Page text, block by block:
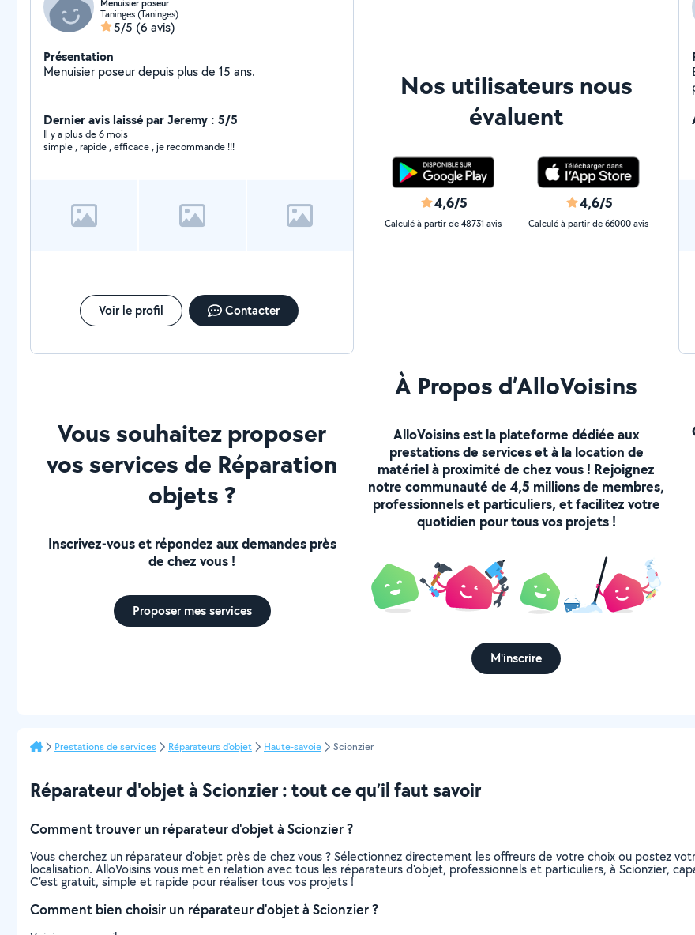
Menuisier poseur
Taninges (Taninges)
5/5 (6 avis)
Présentation
Menuisier poseur depuis plus de 15 ans.
Dernier avis laissé par Jeremy : 5/5
Il y a plus de 6 mois
simple , rapide , efficace , je recommande !!!
Voir le profil Contacter
Nos utilisateurs nous
évaluent
4,6/5
Calculé à partir de 48731 avis
4,6/5
Calculé à partir de 66000 avis
Vous souhaitez proposer
vos services de Réparation
objets ?
Inscrivez-vous et répondez aux demandes près
de chez vous !
Proposer mes services
À Propos d’AlloVoisins
AlloVoisins est la plateforme dédiée aux
prestations de services et à la location de
matériel à proximité de chez vous ! Rejoignez
notre communauté de 4,5 millions de membres,
professionnels et particuliers, et facilitez votre
quotidien pour tous vos projets !
M'inscrire
Prestations de services Réparateurs d'objet Haute-savoie Scionzier
Réparateur d'objet à Scionzier : tout ce qu’il faut savoir
Comment trouver un réparateur d'objet à Scionzier ?
Vous cherchez un réparateur d'objet près de chez vous ? Sélectionnez directement les offreurs de votre choix ou postez
localisation. AlloVoisins vous met en relation avec tous les réparateurs d'objet, professionnels et particuliers, à Scionzier,
C’est gratuit, simple et rapide pour réaliser tous vos projets !
Comment bien choisir un réparateur d'objet à Scionzier ?